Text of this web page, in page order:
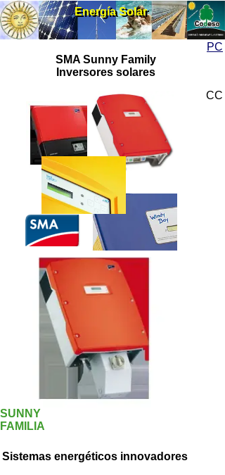
SMA Sunny Family
Inversores solares
Sistemas energéticos innovadores
SUNNY
FAMILIA
Energía Solar
Energía Solar
PC
CC